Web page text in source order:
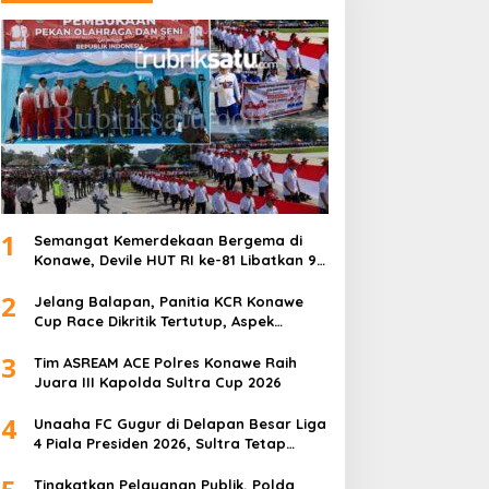
1
Semangat Kemerdekaan Bergema di
Konawe, Devile HUT RI ke-81 Libatkan 98
2
Jelang Balapan, Panitia KCR Konawe
Cup Race Dikritik Tertutup, Aspek
3
Tim ASREAM ACE Polres Konawe Raih
Juara III Kapolda Sultra Cup 2026
4
Unaaha FC Gugur di Delapan Besar Liga
4 Piala Presiden 2026, Sultra Tetap
Tingkatkan Pelayanan Publik, Polda